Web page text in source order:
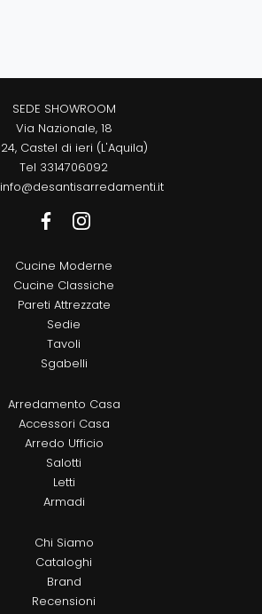
SEDE SHOWROOM
Via Nazionale, 18
Castel di ieri (L'Aquila)
Tel 3314706092
info@desantisarredamenti.it
Cucine Moderne
Cucine Classiche
Pareti Attrezzate
Sedie
Tavoli
Sgabelli
Arredamento Casa
Accessori Casa
Arredo Ufficio
Salotti
Letti
Armadi
Chi Siamo
Cataloghi
Brand
Recensioni